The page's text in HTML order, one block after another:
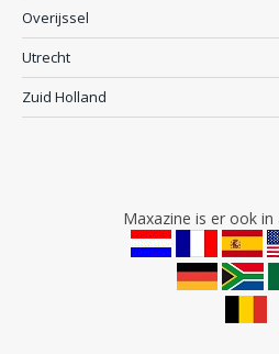
Overijssel
Utrecht
Zuid Holland
Maxazine is er ook in